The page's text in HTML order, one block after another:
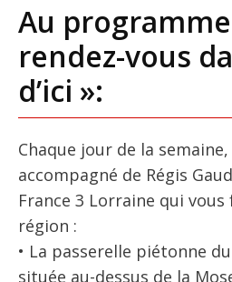
Au
rendez-vous
d’ici »:
Chaque jour de la
accompagné de Régis
France 3 Lorraine qui
région :
• La passerelle piétonne
située au-dessus de la